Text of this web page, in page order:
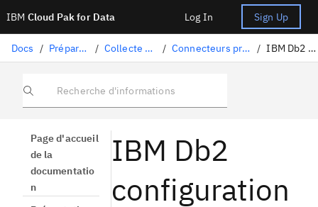
IBM Cloud Pak for Data Log In Sign Up
Docs / Préparation des données / Collecte de données structurées / Connecteurs pris en charge pour l'importation de lignées / IBM Db2 configuration de lignée
Recherche d'informations
Page d'accueil
de la
documentatio
n
IBM Db2
configuration